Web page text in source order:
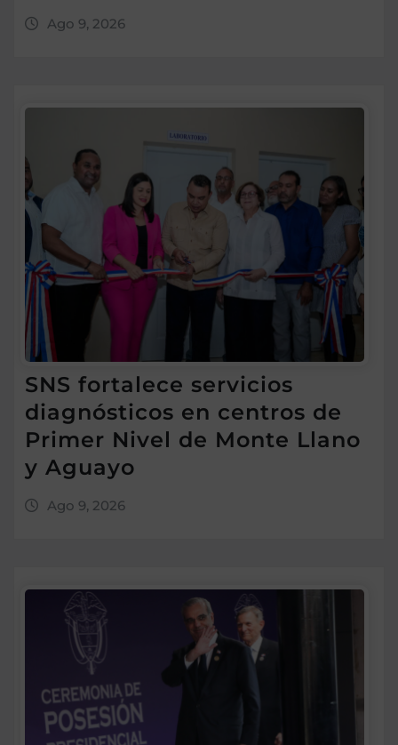
Ago 9, 2026
SNS fortalece servicios
diagnósticos en centros de
Primer Nivel de Monte Llano
y Aguayo
Ago 9, 2026